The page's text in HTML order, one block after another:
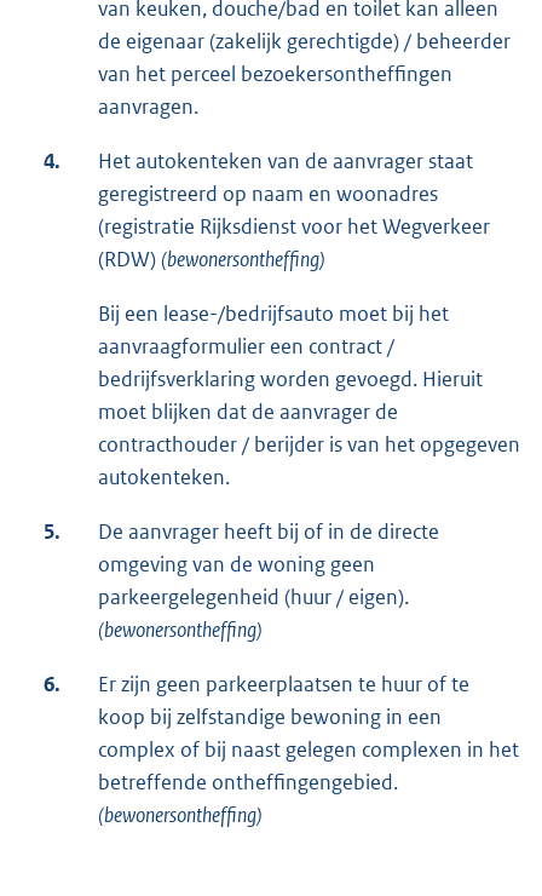
van keuken, douche/bad en toilet kan alleen
de eigenaar (zakelijk gerechtigde) / beheerder
van het perceel bezoekersontheffingen
aanvragen.
4.
Het autokenteken van de aanvrager staat
geregistreerd op naam en woonadres
(registratie Rijksdienst voor het Wegverkeer
(RDW) (bewonersontheffing)
Bij een lease-/bedrijfsauto moet bij het
aanvraagformulier een contract /
bedrijfsverklaring worden gevoegd. Hieruit
moet blijken dat de aanvrager de
contracthouder / berijder is van het opgegeven
autokenteken.
5.
De aanvrager heeft bij of in de directe
omgeving van de woning geen
parkeergelegenheid (huur / eigen).
(bewonersontheffing)
6.
Er zijn geen parkeerplaatsen te huur of te
koop bij zelfstandige bewoning in een
complex of bij naast gelegen complexen in het
betreffende ontheffingengebied.
(bewonersontheffing)